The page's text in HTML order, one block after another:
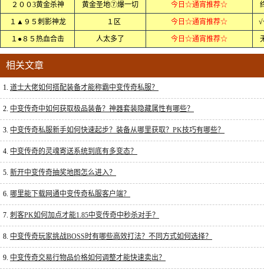
２００3黄金杀神 黄金圣地⑦爆一切 今日☆通宵推荐☆
１▲９５刺影神龙 １区 今日☆通宵推荐☆
１●８５热血合击 人太多了 今日☆通宵推荐☆
相关文章
1. 道士大佬如何搭配装备才能称霸中变传奇私服？
2. 中变传奇中如何获取极品装备？神器套装隐藏属性有哪些？
3. 中变传奇私服新手如何快速起步？装备从哪里获取？PK技巧有哪些？
4. 中变传奇的灵魂寄送系统到底有多变态？
5. 新开中变传奇抽奖地图怎么进入？
6. 哪里能下载网通中变传奇私服客户端？
7. 刺客PK如何加点才能1.85中变传奇中秒杀对手？
8. 中变传奇玩家挑战BOSS时有哪些高效打法？不同方式如何选择？
9. 中变传奇交易行物品价格如何调整才能快速卖出？